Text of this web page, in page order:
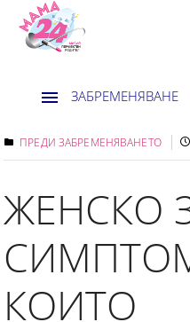
ЗАБРЕМЕНЯВАНЕ
ДОМ НОВИНИ
ПРЕДИ ЗАБРЕМЕНЯВАНЕТО
ЖЕНСКО
КОИТО